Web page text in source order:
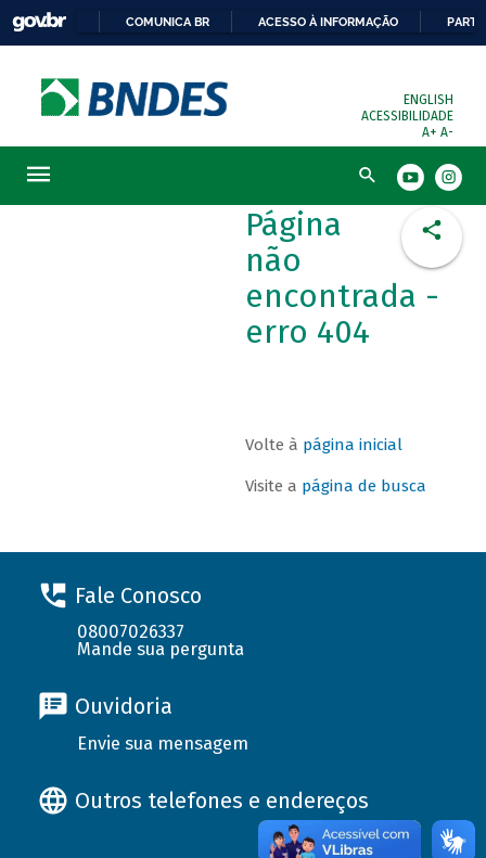
COMUNICA BR ACESSO À INFORMAÇÃO
ENGLISH
ACESSIBILIDADE
A+ A-
Busca
Página
não
encontrada -
erro 404
Volte à página inicial
Visite a página de busca
Fale Conosco
08007026337
Mande sua pergunta
Ouvidoria
Envie sua mensagem
Outros telefones e endereços